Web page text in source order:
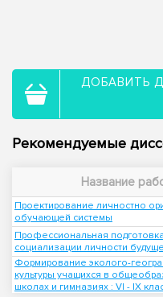
ДОБАВИТЬ
Рекомендуемые
Название
Проектирование личностно
обучающей системы
Профессиональная
социализации личности
Формирование эколого-
культуры учащихся в
школах и гимназиях : VI - IX